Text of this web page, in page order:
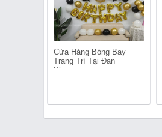
Cửa Hàng Bóng Bay
Trang Trí Tại Đan
Phượng